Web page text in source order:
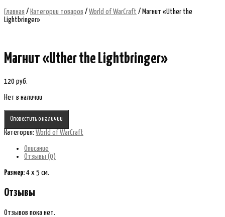
Главная / Категории товаров / World of WarCraft / Магнит «Uther the
Lightbringer»
Магнит «Uther the Lightbringer»
120 руб.
Нет в наличии
Оповестить о наличии
Категория: World of WarCraft
Описание
Отзывы (0)
Размер: 4 x 5 см.
Отзывы
Отзывов пока нет.